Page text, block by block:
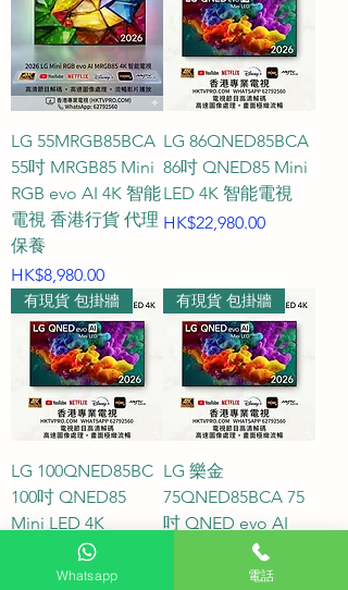
LG 55MRGB85BCA
55吋 MRGB85 Mini
RGB evo AI 4K 智能
電視 香港行貨 代理
保養
價格
HK$8,980.00
LG 86QNED85BCA
86吋 QNED85 Mini
LED 4K 智能電視
價格
HK$22,980.00
有現貨 包掛牆
LG 100QNED85BC
100吋 QNED85
Mini LED 4K
HK$39,800.00
有現貨 包掛牆
LG 樂金
75QNED85BCA 75
吋 QNED evo AI
QNED85 Mini LED
4K 智能電視
Whatsapp 電話